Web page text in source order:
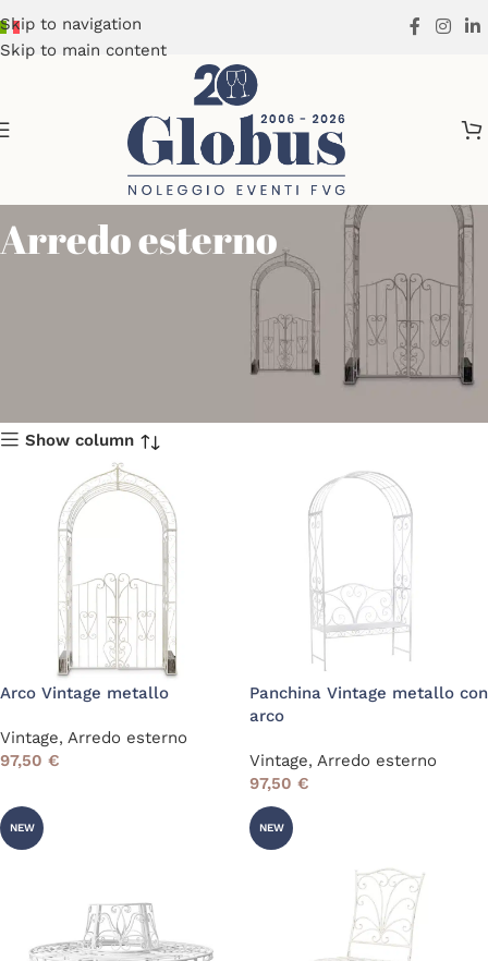
Skip to navigation
Skip to main content
Arredo esterno
Show column
Arco Vintage metallo
Vintage, Arredo esterno
97,50 €
Panchina Vintage metallo con
arco
Vintage, Arredo esterno
97,50 €
NEW NEW